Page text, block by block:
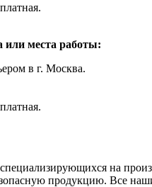
или места работы:
в г. Москва.
на
продукцию. Все